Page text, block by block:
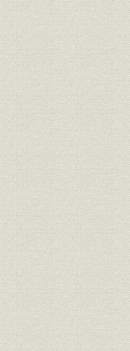
国際局が発足
10. 福島社長が就任
「中興の祖」登場
11. 新社屋に移転
スペース1.8倍に
12. 国際的スクープ連発
共同の知名度上昇
13. 第1次電算化
集配信を近代化
14. KK共同の発足
KK前史の流れ
関連4社が合併
15. 渡辺体制が発足
国際通信社化掲げる